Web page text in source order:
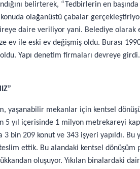
belirterek, “Tedbirlerin en
olağanüstü çabalar
daire veriliyor yani. Belediye
ile eski ev değişmiş oldu. Burası
Yapı denetim firmaları devreye
yaşanabilir mekanlar için kentsel
5 yıl içerisinde 1 milyon metrekareyi
3 bin 209 konut ve 343 işyeri yapıldı.
ettik. Bu alandaki kentsel
oluşuyor. Yıkılan binalardaki